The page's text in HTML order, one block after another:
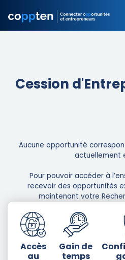
Cession
Aucune opportunité
actuellement
Pour pouvoir accéder à
recevoir des opportunités
maintenant votre
Accès
au
Gain de
temps